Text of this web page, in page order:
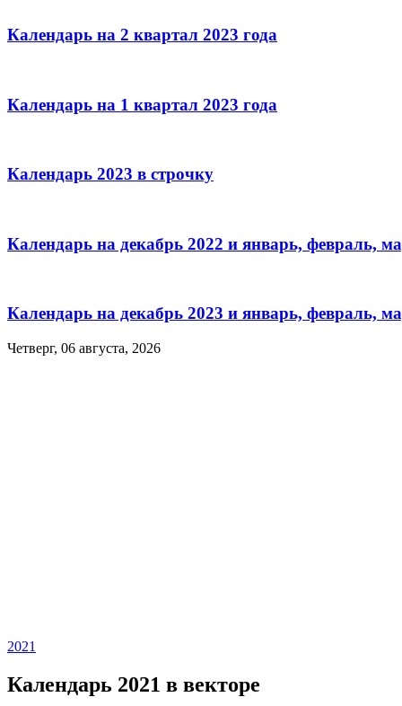
Календарь на 2 квартал 2023 года
Календарь на 1 квартал 2023 года
Календарь 2023 в строчку
Календарь на декабрь 2022 и январь, февраль,
Календарь на декабрь 2023 и январь, февраль,
Четверг, 06 августа, 2026
2021
Календарь 2021 в векторе